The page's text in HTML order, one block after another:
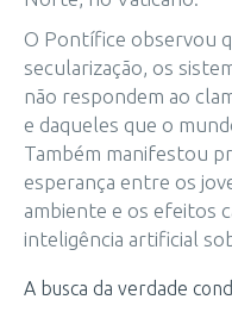
O Pontífice observou
secularização, os
não respondem ao
e daqueles que o
Também manifestou
esperança entre os
ambiente e os efeitos
inteligência artificial
A busca da verdade